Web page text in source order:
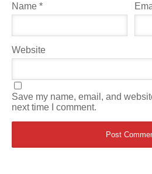
Name *
Website
Save my name, email, and
next time I comment.